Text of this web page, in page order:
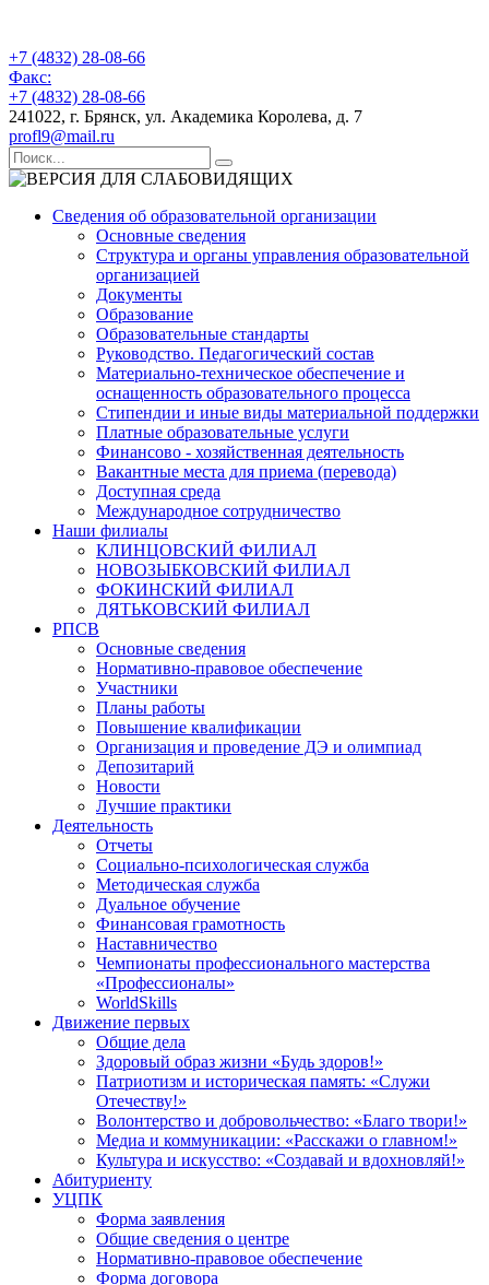
+7 (4832) 28-08-66
Факс:
+7 (4832) 28-08-66
241022, г. Брянск, ул. Академика Королева, д. 7
profl9@mail.ru
Сведения об образовательной организации
Основные сведения
Структура и органы управления образовательной
организацией
Документы
Образование
Образовательные стандарты
Руководство. Педагогический состав
Материально-техническое обеспечение и
оснащенность образовательного процесса
Стипендии и иные виды материальной поддержки
Платные образовательные услуги
Финансово - хозяйственная деятельность
Вакантные места для приема (перевода)
Доступная среда
Международное сотрудничество
Наши филиалы
КЛИНЦОВСКИЙ ФИЛИАЛ
НОВОЗЫБКОВСКИЙ ФИЛИАЛ
ФОКИНСКИЙ ФИЛИАЛ
ДЯТЬКОВСКИЙ ФИЛИАЛ
РПСВ
Основные сведения
Нормативно-правовое обеспечение
Участники
Планы работы
Повышение квалификации
Организация и проведение ДЭ и олимпиад
Депозитарий
Новости
Лучшие практики
Деятельность
Отчеты
Социально-психологическая служба
Методическая служба
Дуальное обучение
Финансовая грамотность
Наставничество
Чемпионаты профессионального мастерства
«Профессионалы»
WorldSkills
Движение первых
Общие дела
Здоровый образ жизни «Будь здоров!»
Патриотизм и историческая память: «Служи
Отечеству!»
Волонтерство и добровольчество: «Благо твори!»
Медиа и коммуникации: «Расскажи о главном!»
Культура и искусство: «Создавай и вдохновляй!»
Абитуриенту
УЦПК
Форма заявления
Общие сведения о центре
Нормативно-правовое обеспечение
Форма договора